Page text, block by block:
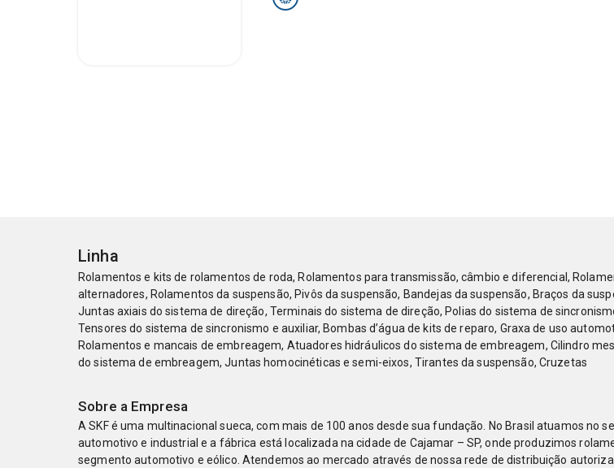
Linha
Rolamentos e kits de rolamentos de roda, Rolamentos para transmissão, câmbio e diferencial,
alternadores, Rolamentos da suspensão, Pivôs da suspensão, Bandejas da suspensão, Braços da
Juntas axiais do sistema de direção, Terminais do sistema de direção, Polias do sistema de
Tensores do sistema de sincronismo e auxiliar, Bombas d’água de kits de reparo, Graxa de uso
Rolamentos e mancais de embreagem, Atuadores hidráulicos do sistema de embreagem, Cilindro
do sistema de embreagem, Juntas homocinéticas e semi-eixos, Tirantes da suspensão, Cruzetas
Sobre a Empresa
A SKF é uma multinacional sueca, com mais de 100 anos desde sua fundação. No Brasil atuamos no
automotivo e industrial e a fábrica está localizada na cidade de Cajamar – SP, onde produzimos
segmento automotivo e eólico. Atendemos ao mercado através de nossa rede de distribuição